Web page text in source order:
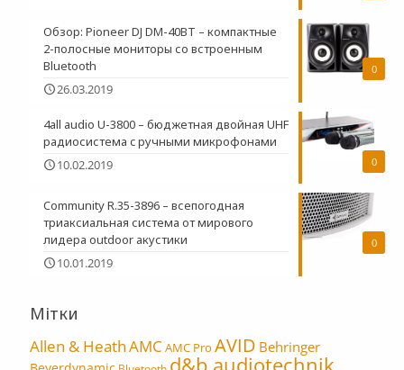
0
Обзор: Pioneer DJ DM-40BT – компактные
2-полосные мониторы со встроенным
Bluetooth
26.03.2019
0
4all audio U-3800 – бюджетная двойная UHF
радиосистема c ручными микрофонами
10.02.2019
0
Community R.35-3896 – всепогодная
триаксиальная система от мирового
лидера outdoor акустики
10.01.2019
Мітки
Allen & HeathAMC AMC Pro AVID Behringer